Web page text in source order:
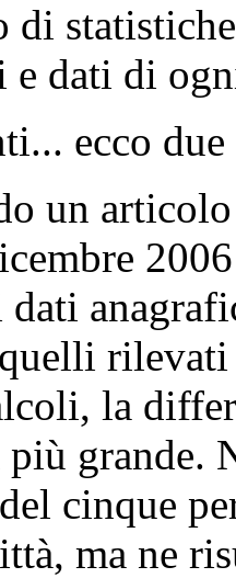
di
e dati di
ecco
un
dati
rilevati
la
più grande.
cinque
ma ne